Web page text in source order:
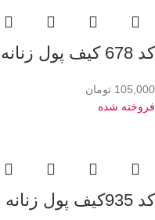
کد 678 کیف پول زنانه طرح گوچی
105,000 تومان
فروخته شده
کد 935کیف پول زنانه سایز بزرگ تک زیپ